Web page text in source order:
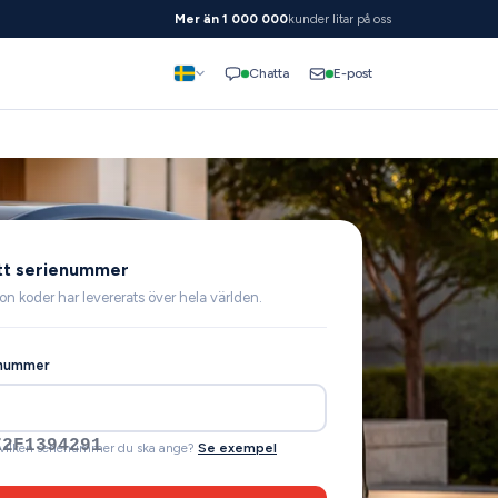
Mer än 1 000 000kunder litar på oss
Chatta E-post
serienummer
koder har levererats över hela världen.
serienummer du ska ange? Se exempel